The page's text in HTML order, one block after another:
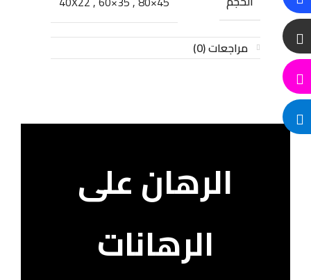
مراجعات (0)
الرهان على
الرهانات